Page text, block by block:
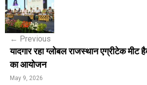
o
s
n
a
← Previous
यादगार रहा ग्लोबल राजस्थान एग्रीटेक मीट
का आयोजन
May 9, 2026